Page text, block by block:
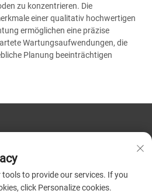
zu konzentrieren. Die
einer qualitativ hochwertigen
ermöglichen eine präzise
Wartungsaufwendungen, die
Planung beeinträchtigen
+86-13793890209
+86-13793890209
to provide our services. If you
click Personalize cookies.